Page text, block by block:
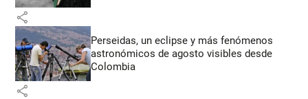
share
Perseidas, un eclipse y más fenómenos
astronómicos de agosto visibles desde
Colombia
share